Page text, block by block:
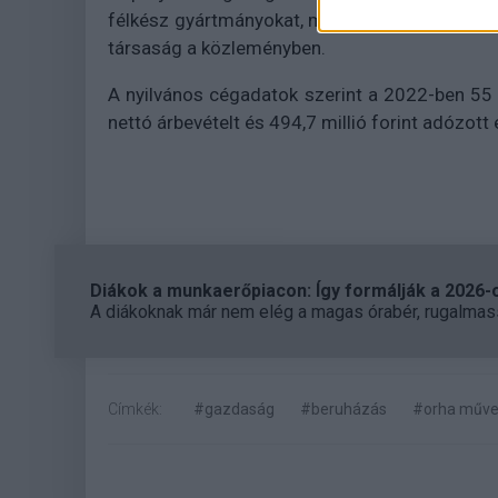
félkész gyártmányokat, majd további
társaság a közleményben.
A nyilvános cégadatok szerint a 2022-ben
nettó árbevételt és 494,7 millió forint adózott
Diákok a munkaerőpiacon: Így formálják a
A diákoknak már nem elég a magas órabér,
Címkék: #gazdaság #beruházás #orha